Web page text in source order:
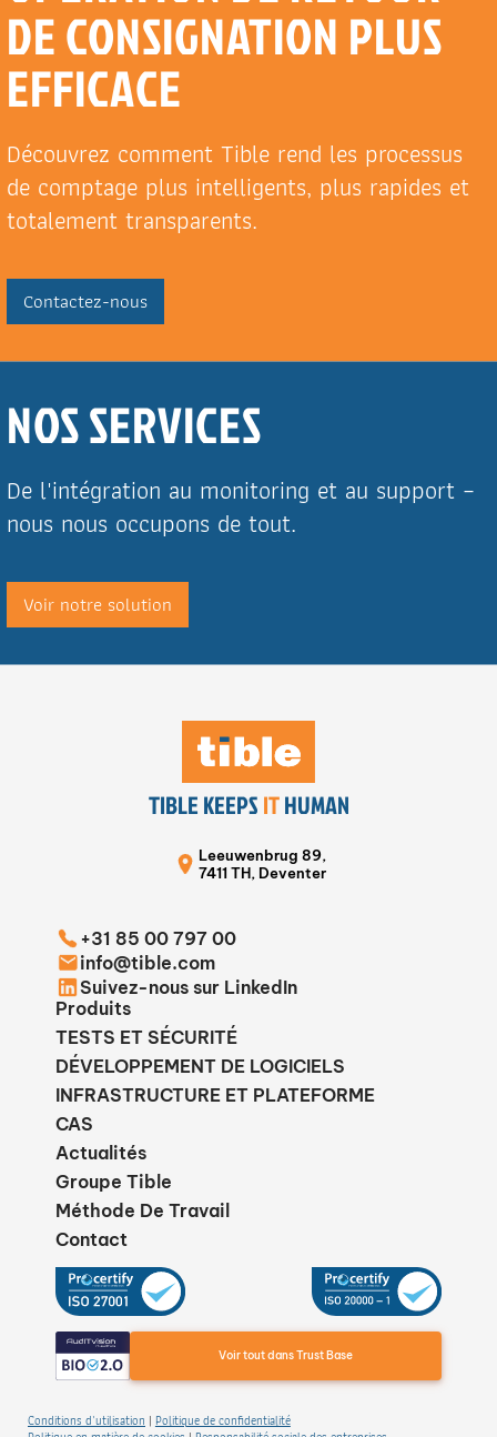
DE CONSIGNATION PLUS
EFFICACE
Découvrez comment Tible rend les processus
de comptage plus intelligents, plus rapides et
totalement transparents.
Contactez-nous
NOS SERVICES
De l'intégration au monitoring et au support –
nous nous occupons de tout.
Voir notre solution
TIBLE KEEPSITHUMAN
Leeuwenbrug 89,
7411 TH, Deventer
+31 85 00 797 00
info@tible.com
Suivez-nous sur LinkedIn
Produits
TESTS ET SÉCURITÉ
DÉVELOPPEMENT DE LOGICIELS
INFRASTRUCTURE ET PLATEFORME
CAS
Actualités
Groupe Tible
Méthode De Travail
Contact
Voir tout dans Trust Base
Conditions d'utilisation | Politique de confidentialité